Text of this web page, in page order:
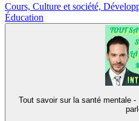
Cours, Culture et société,
Éducation
Tout savoir sur la santé mentale